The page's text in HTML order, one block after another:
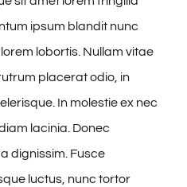
ipsum blandit nunc
lobortis. Nullam vitae
placerat odio, in
In molestie ex nec
lacinia. Donec
dignissim. Fusce
luctus, nunc tortor